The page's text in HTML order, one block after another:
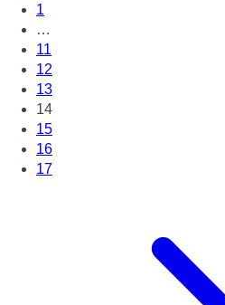
1
…
11
12
13
14
15
16
17